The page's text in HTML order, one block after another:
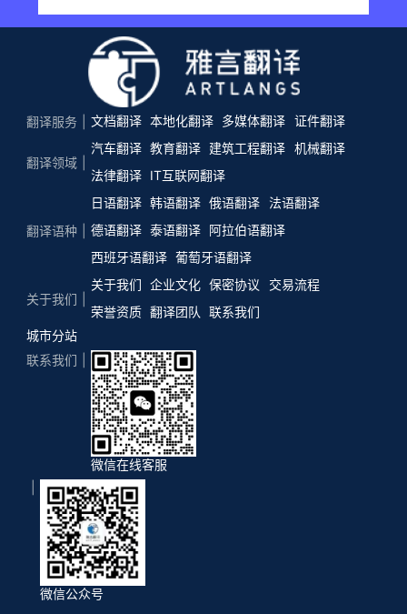
翻译服务 文档翻译 本地化翻译 多媒体翻译 证件翻译
翻译领域
汽车翻译 教育翻译 建筑工程翻译 机械翻译
法律翻译
IT互联网翻译
翻译语种
日语翻译 韩语翻译 俄语翻译
法语翻译
德语翻译 泰语翻译 阿拉伯语翻译
西班牙语翻译 葡萄牙语翻译
关于我们
关于我们 企业文化 保密协议
交易流程
荣誉资质 翻译团队
联系我们
城市分站
联系我们
微信在线客服
微信公众号